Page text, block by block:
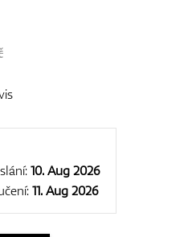
10. Aug 2026
11. Aug 2026